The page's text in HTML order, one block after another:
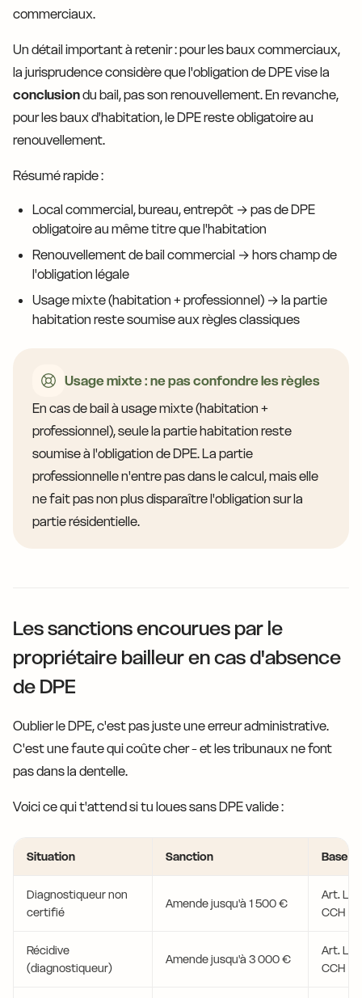
commerciaux.
Un détail important à retenir : pour les baux commerciaux,
la jurisprudence considère que l'obligation de DPE vise la
conclusiondu bail, pas son renouvellement. En revanche,
pour les baux d'habitation, le DPE reste obligatoire au
renouvellement.
Résumé rapide :
Local commercial, bureau, entrepôt → pas de DPE
obligatoire au même titre que l'habitation
Renouvellement de bail commercial → hors champ de
l'obligation légale
Usage mixte (habitation + professionnel) → la partie
habitation reste soumise aux règles classiques
Usage mixte : ne pas confondre les règles
En cas de bail à usage mixte (habitation +
professionnel), seule la partie habitation reste
soumise à l'obligation de DPE. La partie
professionnelle n'entre pas dans le calcul, mais elle
ne fait pas non plus disparaître l'obligation sur la
partie résidentielle.
Les sanctions encourues par le
propriétaire bailleur en cas d'absence
de DPE
Oublier le DPE, c'est pas juste une erreur administrative.
C'est une faute qui coûte cher - et les tribunaux ne font
pas dans la dentelle.
Voici ce qui t'attend si tu loues sans DPE valide :
Situation Sanction Base
Diagnostiqueur non
certifié
Amende jusqu'à 1 500 €
Art. L.
CCH
Récidive
(diagnostiqueur)
Amende jusqu'à 3 000 €
Art. L.
CCH